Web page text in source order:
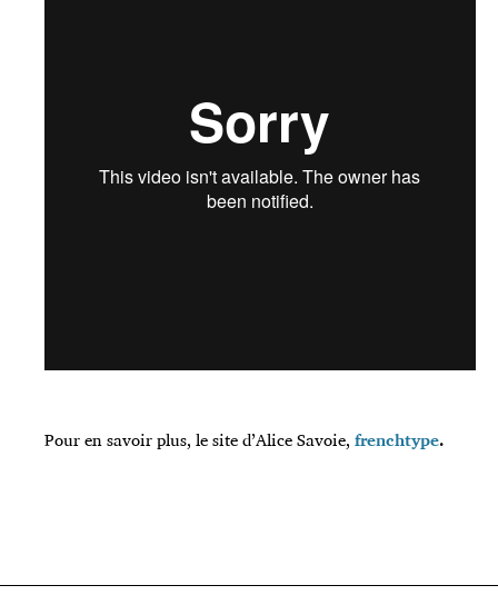
Pour en savoir plus, le site d’Alice Savoie, frenchtype.